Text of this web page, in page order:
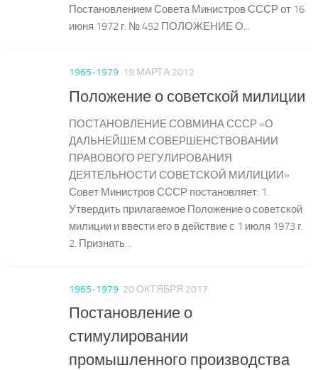
Постановлением Совета Министров СССР от 16
июня 1972 г. № 452 ПОЛОЖЕНИЕ О...
1965-1979 19 МАРТА 2012
Положение о советской милиции
ПОСТАНОВЛЕНИЕ СОВМИНА СССР «О
ДАЛЬНЕЙШЕМ СОВЕРШЕНСТВОВАНИИ
ПРАВОВОГО РЕГУЛИРОВАНИЯ
ДЕЯТЕЛЬНОСТИ СОВЕТСКОЙ МИЛИЦИИ»
Совет Министров СССР постановляет: 1.
Утвердить прилагаемое Положение о советской
милиции и ввести его в действие с 1 июля 1973 г.
2. Признать...
1965-1979 20 ОКТЯБРЯ 2017
Постановление о
стимулировании
промышленного производства